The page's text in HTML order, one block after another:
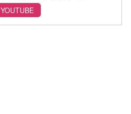
YOUTUBE